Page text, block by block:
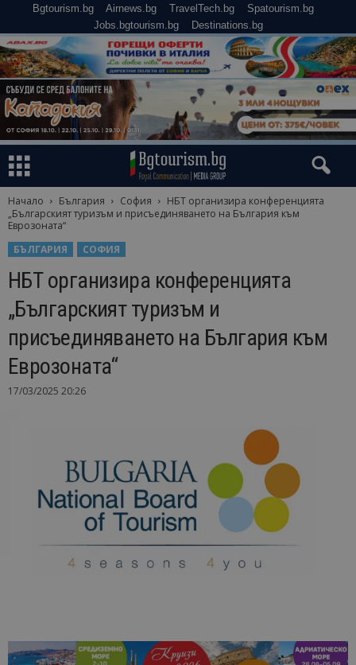
Bgtourism.bg Airnews.bg TravelTech.bg
Spatourism.bg
Jobs.bgtourism.bg
Destinations.bg
Начало България София
НБТ организира конференцията
„Българският туризъм и присъединяването на България към
Еврозоната“
БЪЛГАРИЯ
СОФИЯ
НБТ организира конференцията
„Българският туризъм и
присъединяването на България към
Еврозоната“
17/03/2025 20:26